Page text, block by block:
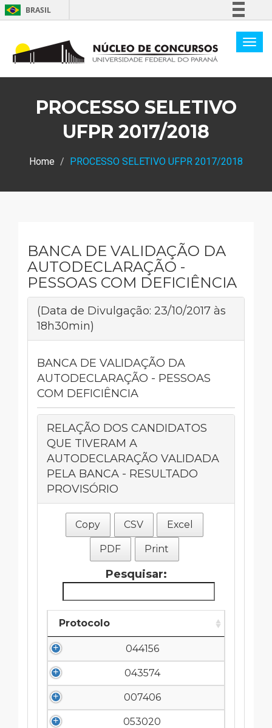
BRASIL
Comunica BR
Legislação
PROCESSO SELETIVO
UFPR 2017/2018
Home PROCESSO SELETIVO UFPR 2017/2018
BANCA DE VALIDAÇÃO DA
AUTODECLARAÇÃO -
PESSOAS COM DEFICIÊNCIA
(Data de Divulgação: 23/10/2017 às
18h30min)
BANCA DE VALIDAÇÃO DA
AUTODECLARAÇÃO - PESSOAS
COM DEFICIÊNCIA
RELAÇÃO DOS CANDIDATOS
QUE TIVERAM A
AUTODECLARAÇÃO VALIDADA
PELA BANCA - RESULTADO
PROVISÓRIO
Copy CSV Excel
PDF Print
Pesquisar:
Protocolo
044156
043574
007406
053020